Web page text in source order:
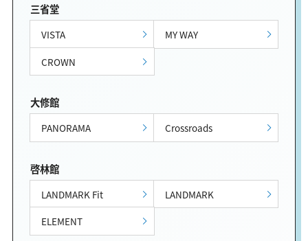
三省堂
VISTA
MY WAY
CROWN
大修館
PANORAMA Crossroads
啓林館
LANDMARK Fit
LANDMARK
ELEMENT